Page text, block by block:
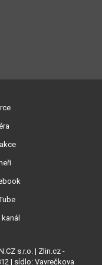
kanál
s.r.o. | Zlin.cz -
| sídlo: Vavrečkova